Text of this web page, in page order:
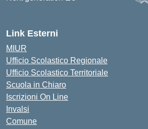
Link Esterni
MIUR
Ufficio Scolastico Regionale
Ufficio Scolastico Territoriale
Scuola in Chiaro
Iscrizioni On Line
Invalsi
Comune